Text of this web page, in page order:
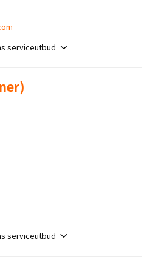
serviceutbud
serviceutbud